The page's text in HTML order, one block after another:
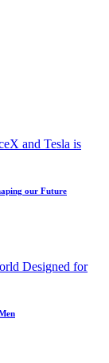
our Future